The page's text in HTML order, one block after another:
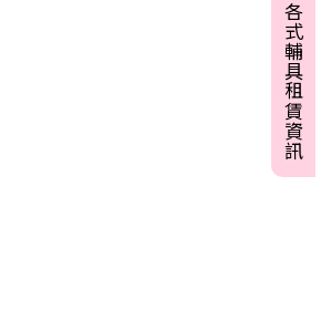
各式輔具租賃資訊